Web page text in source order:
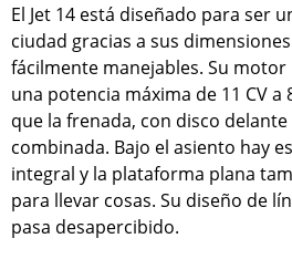
El Jet 14 está diseñado para ser
ciudad gracias a sus
fácilmente manejables. Su motor
una potencia máxima de 11 CV
que la frenada, con disco delante
combinada. Bajo el asiento hay
integral y la plataforma plana
para llevar cosas. Su diseño de
pasa desapercibido.